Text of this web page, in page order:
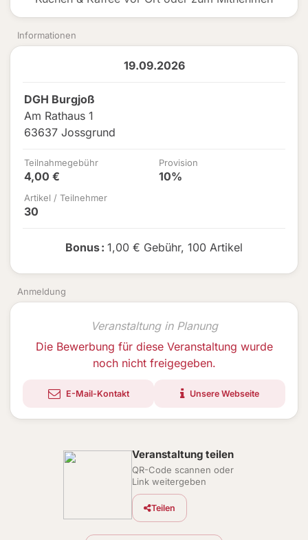
Informationen
Anmeldung
19.09.2026
DGH Burgjoß
Am Rathaus 1
63637 Jossgrund
Teilnahmegebühr
4,00 €
Provision
10%
Artikel / Teilnehmer
30
Bonus: 1,00 € Gebühr, 100 Artikel
Veranstaltung in Planung
Die Bewerbung für diese Veranstaltung wurde
noch nicht freigegeben.
E-Mail-Kontakt Unsere Webseite
Veranstaltung teilen
QR-Code scannen oder
Link weitergeben
Teilen